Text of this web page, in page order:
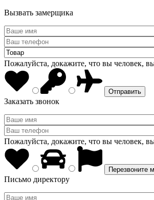
Вызвать замерщика
Пожалуйста, докажите, что вы человек,
Заказать звонок
Пожалуйста, докажите, что вы человек,
Письмо директору